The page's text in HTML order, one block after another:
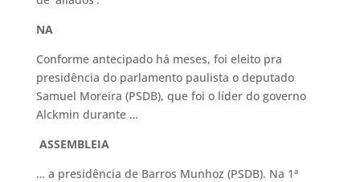
NA
Conforme antecipado há meses, foi eleito pra
presidência do parlamento paulista o deputado
Samuel Moreira (PSDB), que foi o líder do governo
Alckmin durante …
ASSEMBLEIA
… a presidência de Barros Munhoz (PSDB). Na 1ª